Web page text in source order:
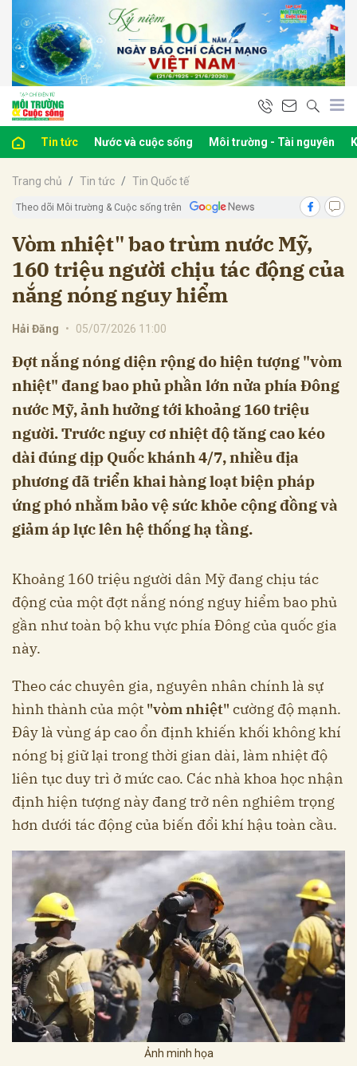
Tin tức Nước và cuộc sống Môi trường - Tài nguyên
Trang chủ Tin tức Tin Quốc tế
Theo dõi Môi trường & Cuộc sống trên
Vòm nhiệt" bao trùm nước Mỹ,
160 triệu người chịu tác động của
nắng nóng nguy hiểm
Hải Đăng • 05/07/2026 11:00
Đợt nắng nóng diện rộng do hiện tượng "vòm
nhiệt" đang bao phủ phần lớn nửa phía Đông
nước Mỹ, ảnh hưởng tới khoảng 160 triệu
người. Trước nguy cơ nhiệt độ tăng cao kéo
dài đúng dịp Quốc khánh 4/7, nhiều địa
phương đã triển khai hàng loạt biện pháp
ứng phó nhằm bảo vệ sức khỏe cộng đồng và
giảm áp lực lên hệ thống hạ tầng.
Khoảng 160 triệu người dân Mỹ đang chịu tác
động của một đợt nắng nóng nguy hiểm bao phủ
gần như toàn bộ khu vực phía Đông của quốc gia
này.
Theo các chuyên gia, nguyên nhân chính là sự
hình thành của một "vòm nhiệt" cường độ mạnh.
Đây là vùng áp cao ổn định khiến khối không khí
nóng bị giữ lại trong thời gian dài, làm nhiệt độ
liên tục duy trì ở mức cao. Các nhà khoa học nhận
định hiện tượng này đang trở nên nghiêm trọng
hơn dưới tác động của biến đổi khí hậu toàn cầu.
Ảnh minh họa
luận
Hủy